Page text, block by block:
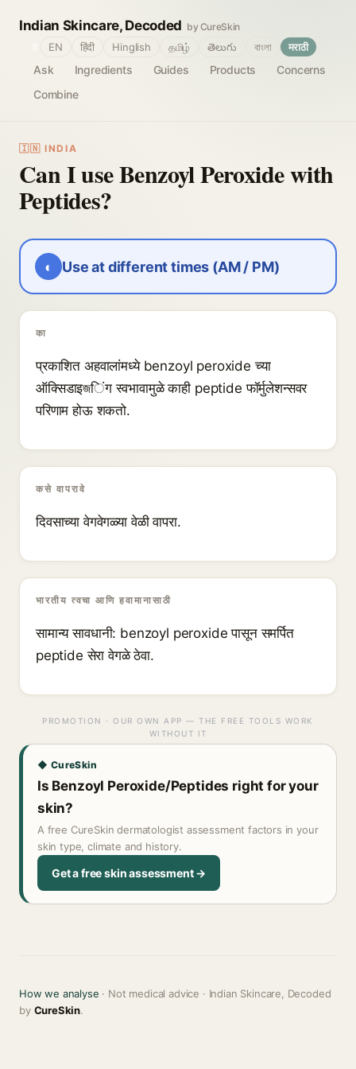
Indian Skincare, Decoded by CureSkin
Ask Ingredients Guides Products
Concerns
Combine
EN हिंदी Hinglish தமிழ் తెలుగు বাংলা मराठी
🇮🇳 INDIA
Can I use Benzoyl Peroxide with
Peptides?
◐ Use at different times (AM / PM)
का
प्रकाशित अहवालांमध्ये benzoyl peroxide च्या
ऑक्सिडाइজिंग स्वभावामुळे काही peptide फॉर्मुलेशन्सवर
परिणाम होऊ शकतो.
कसे वापरावे
दिवसाच्या वेगवेगळ्या वेळी वापरा.
भारतीय त्वचा आणि हवामानासाठी
सामान्य सावधानी: benzoyl peroxide पासून समर्पित
peptide सेरा वेगळे ठेवा.
PROMOTION · OUR OWN APP — THE FREE TOOLS WORK
WITHOUT IT
◆ CureSkin
Is Benzoyl Peroxide/Peptides right for your
skin?
A free CureSkin dermatologist assessment factors in your
skin type, climate and history.
Get a free skin assessment →
How we analyse · Not medical advice · Indian Skincare, Decoded
by CureSkin.